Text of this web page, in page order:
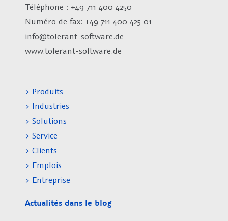
Téléphone : +49 711 400 4250
Numéro de fax: +49 711 400 425 01
info@tolerant-software.de
www.tolerant-software.de
> Produits
> Industries
> Solutions
> Service
> Clients
> Emplois
> Entreprise
Actualités dans le blog